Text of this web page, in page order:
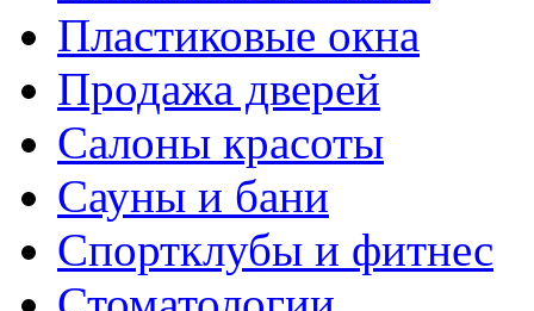
Пластиковые окна
Продажа дверей
Салоны красоты
Сауны и бани
Спортклубы и фитнес